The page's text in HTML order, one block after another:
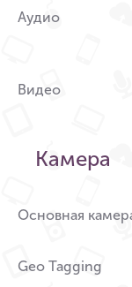
Аудио
Видео
Камера
Основная
Geo Tagging